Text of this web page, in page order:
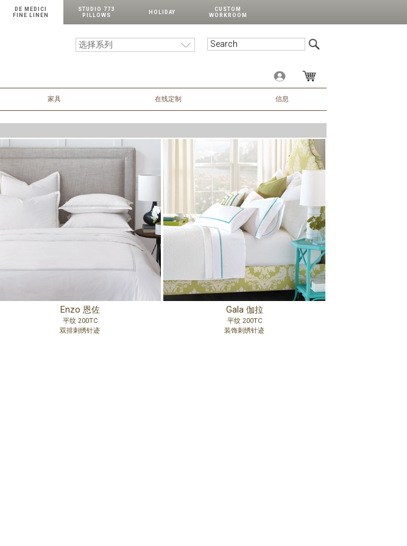
DE MEDICI
FINE LINEN
STUDIO 773
PILLOWS
HOLIDAY
CUSTOM
WORKROOM
家具 在线定制 信息
Enzo 恩佐
平纹 200TC
双排刺绣针迹
Gala 伽拉
平纹 200TC
装饰刺绣针迹